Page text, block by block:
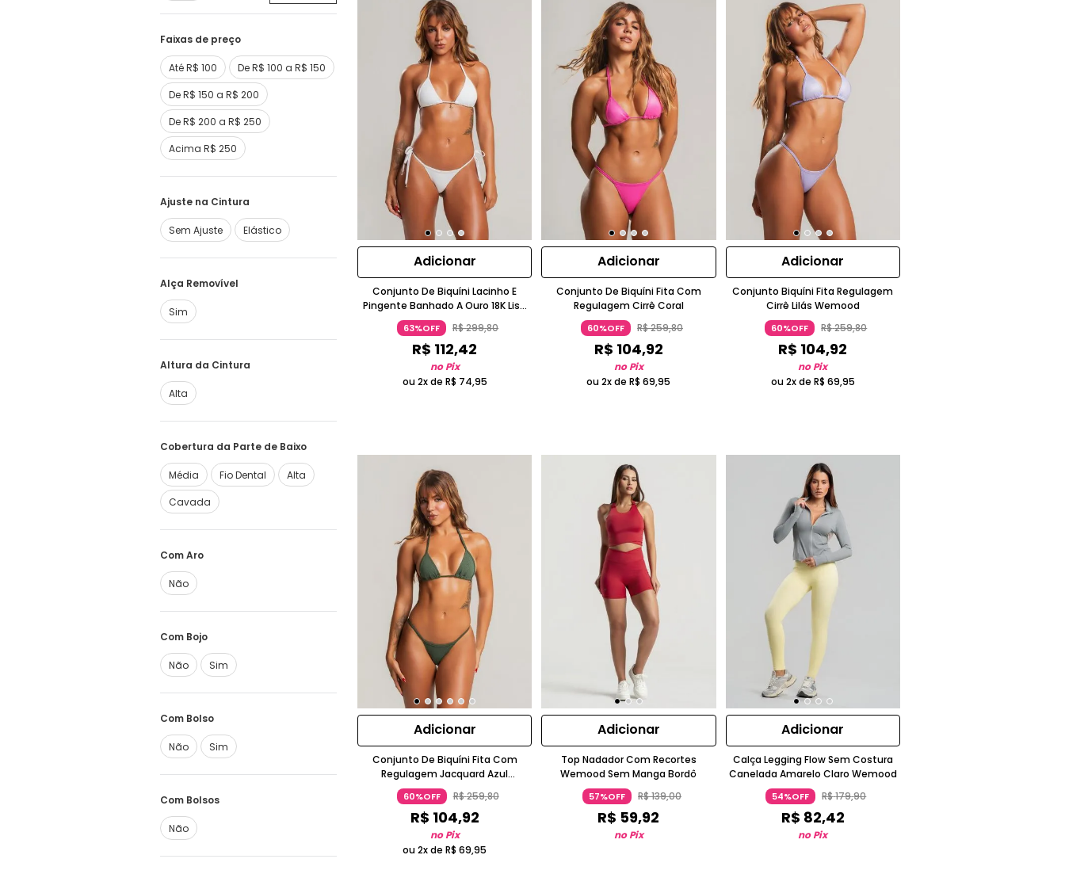
Faixas de preço
Até R$ 100
De R$ 100 a R$ 150
De R$ 150 a R$ 200
De R$ 200 a R$ 250
Acima R$ 250
Ajuste na Cintura
Sem Ajuste Elástico
Alça Removível
Sim
Altura da Cintura
Alta
Cobertura da Parte de Baixo
Média Fio Dental
Alta
Cavada
Com Aro
Não
Com Bojo
Não Sim
Com Bolso
Não Sim
Com Bolsos
Não
Adicionar
Conjunto De Biquíni Lacinho E
Pingente Banhado A Ouro 18K Liso
Branco
63%OFF R$299,80
R$ 112,42
no Pix
ou 2x de R$ 74,95
Adicionar
Conjunto De Biquíni Fita Com
Regulagem Cirrê Coral
60%OFF R$259,80
R$ 104,92
no Pix
ou 2x deR$ 69,95
Adicionar
Conjunto Biquíni Fita Regulagem
Cirrê Lilás Wemood
60%OFF R$259,80
R$ 104,92
no Pix
ou 2x de R$ 69,95
Adicionar
Conjunto De Biquíni Fita Com
Regulagem Jacquard Azul
Turquesa
60%OFF R$259,80
R$ 104,92
no Pix
ou 2x deR$ 69,95
Adicionar
Top Nadador Com Recortes
Wemood Sem Manga Bordô
57%OFF R$139,00
R$ 59,92
no Pix
Adicionar
Calça Legging Flow Sem Costura
Canelada Amarelo Claro Wemood
54%OFF R$179,90
R$ 82,42
no Pix